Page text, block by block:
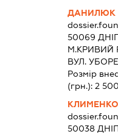
ДАНИЛЮК
50069
М.КРИВИЙ
ВУЛ.
Розмір
(грн.): 2 500
КЛИМЕНКО
50038